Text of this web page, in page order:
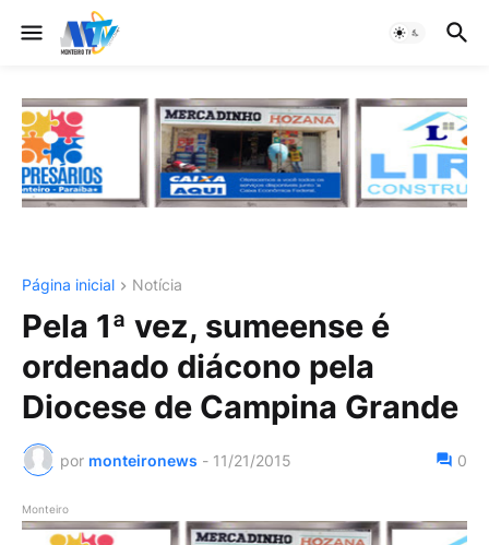
Página inicial Notícia
Pela 1ª vez, sumeense é
ordenado diácono pela
Diocese de Campina Grande
por monteironews - 11/21/2015 0
Monteiro